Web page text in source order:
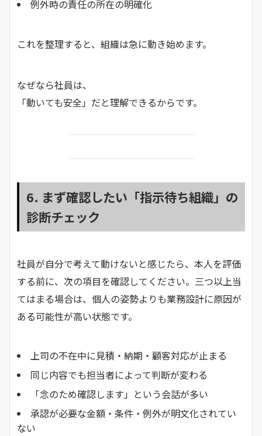
例外時の責任の所在の明確化
これを整理すると、組織は急に動き始めます。
なぜなら社員は、
「動いても安全」だと理解できるからです。
6. まず確認したい「指示待ち組織」の
診断チェック
社員が自分で考えて動けないと感じたら、本人を評価
する前に、次の項目を確認してください。三つ以上当
てはまる場合は、個人の姿勢よりも業務設計に原因が
ある可能性が高い状態です。
上司の不在中に見積・納期・顧客対応が止まる
同じ内容でも担当者によって判断が変わる
「念のため確認します」という会話が多い
承認が必要な金額・条件・例外が明文化されてい
ない